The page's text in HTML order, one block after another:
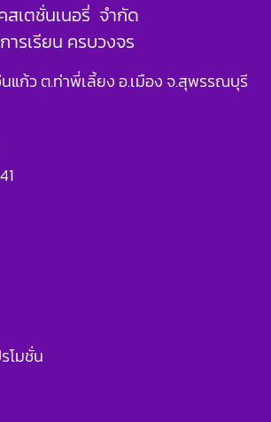
เตชั่นเนอรี่ จำกัด
รเรียน ครบวงจร
แก้ว ต.ท่าพี่เลี้ยง อ.เมือง จ.สุพรรณบุรี
โมชั่น